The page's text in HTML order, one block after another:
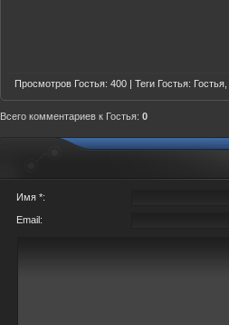
Просмотров Гостья: 400 | Теги Гостья: Гостья
Всего комментариев к Гостья: 0
Имя *:
Email: